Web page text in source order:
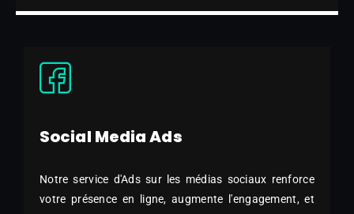
Social Media Ads
Notre service d'Ads sur les médias sociaux renforce
votre présence en ligne, augmente l'engagement, et